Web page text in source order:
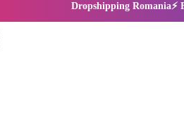
Dropshipping Romania⚡